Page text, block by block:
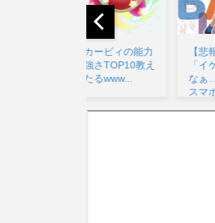
【悲報】ワイ
「イケボなんか
なぁ…(録音)」